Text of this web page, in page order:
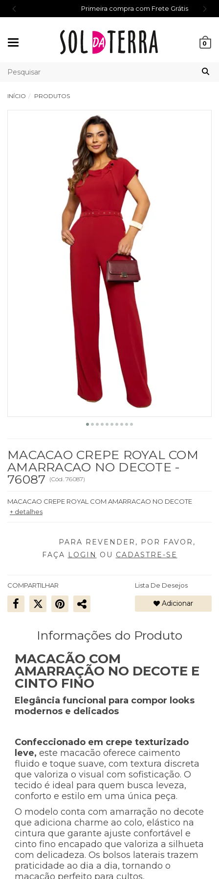
Primeira compra com Frete Grátis
0
INÍCIO PRODUTOS
MACACAO CREPE ROYAL COM
AMARRACAO NO DECOTE -
76087
(Cód. 76087)
MACACAO CREPE ROYAL COM AMARRACAO NO DECOTE
+ detalhes
FAÇA LOGIN OU CADASTRE-SE
COMPARTILHAR Lista De Desejos
Adicionar
Informações do Produto
MACACÃO COM
AMARRAÇÃO NO DECOTE E
CINTO FINO
Elegância funcional para compor looks
modernos e delicados
Confeccionado em crepe texturizado
leve, este macacão oferece caimento
fluido e toque suave, com textura discreta
que valoriza o visual com sofisticação. O
tecido é ideal para quem busca leveza,
conforto e estilo em uma única peça.
O modelo conta com amarração no decote
que adiciona charme ao colo, elástico na
cintura que garante ajuste confortável e
cinto fino encapado que valoriza a silhueta
com delicadeza. Os bolsos laterais trazem
praticidade ao dia a dia, tornando o
macacão perfeito para cultos,